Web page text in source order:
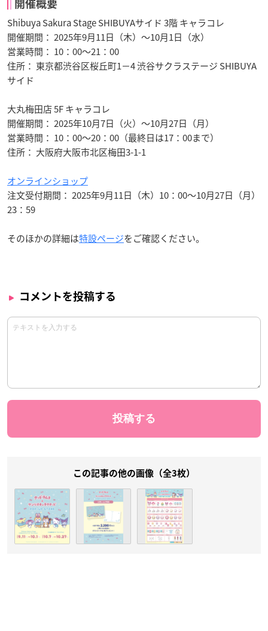
開催概要
Shibuya Sakura Stage SHIBUYAサイド 3階 キャラコレ
開催期間： 2025年9月11日（木）～10月1日（水）
営業時間： 10：00～21：00
住所： 東京都渋谷区桜丘町1−4 渋谷サクラステージ SHIBUYA
サイド
大丸梅田店 5F キャラコレ
開催期間： 2025年10月7日（火）～10月27日（月）
営業時間： 10：00～20：00（最終日は17：00まで）
住所： 大阪府大阪市北区梅田3-1-1
オンラインショップ
注文受付期間： 2025年9月11日（木）10：00～10月27日（月）
23：59
そのほかの詳細は特設ページをご確認ください。
コメントを投稿する
この記事の他の画像（全3枚）